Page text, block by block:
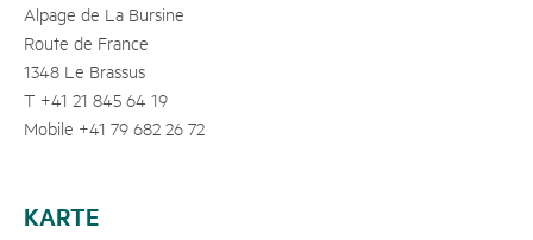
Alpage de La Bursine
Route de France
1348 Le Brassus
T +41 21 845 64 19
Mobile +41 79 682 26 72
KARTE